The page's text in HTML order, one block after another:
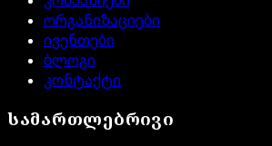
ორგანიზაციები
ივენთები
ბლოგი
კონტაქტი
სამართლებრივი